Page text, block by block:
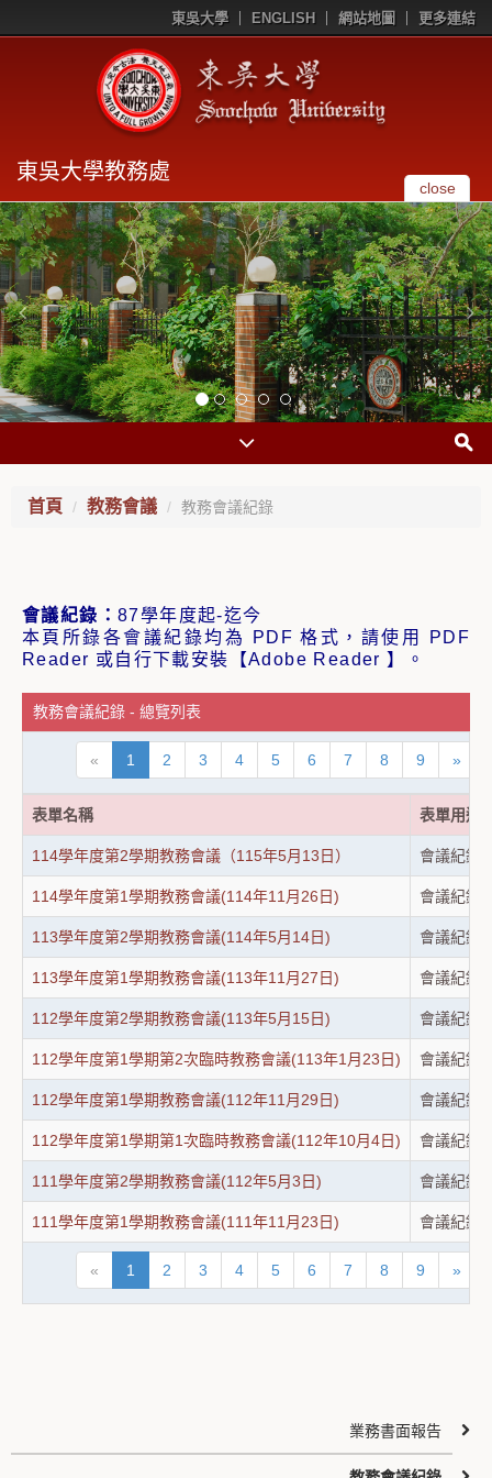
東吳大學 ENGLISH 網站地圖 更多連結
東吳大學教務處
close
首頁 教務會議 教務會議紀錄
會議紀錄： 87學年度起-迄今
本頁所錄各會議紀錄均為 PDF 格式，請使用 PDF
Reader 或自行下載安裝【Adobe Reader 】。
教務會議紀錄 - 總覽列表
« 1 2 3 4 5 6 7 8 9 »
表單名稱 表單用途
114學年度第2學期教務會議（115年5月13日） 會議紀錄
114學年度第1學期教務會議(114年11月26日) 會議紀錄
113學年度第2學期教務會議(114年5月14日) 會議紀錄
113學年度第1學期教務會議(113年11月27日) 會議紀錄
112學年度第2學期教務會議(113年5月15日) 會議紀錄
112學年度第1學期第2次臨時教務會議(113年1月23日) 會議紀錄
112學年度第1學期教務會議(112年11月29日) 會議紀錄
112學年度第1學期第1次臨時教務會議(112年10月4日) 會議紀錄
111學年度第2學期教務會議(112年5月3日) 會議紀錄
111學年度第1學期教務會議(111年11月23日) 會議紀錄
« 1 2 3 4 5 6 7 8 9 »
業務書面報告